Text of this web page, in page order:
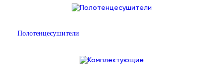
Полотенцесушители